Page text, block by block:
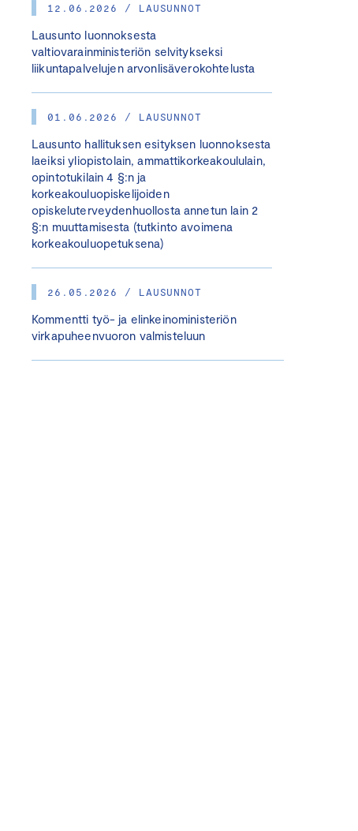
12.06.2026 / LAUSUNNOT
Lausunto luonnoksesta
valtiovarainministeriön selvitykseksi
liikuntapalvelujen arvonlisäverokohtelusta
01.06.2026 / LAUSUNNOT
Lausunto hallituksen esityksen luonnoksesta
laeiksi yliopistolain, ammattikorkeakoululain,
opintotukilain 4 §:n ja
korkeakouluopiskelijoiden
opiskeluterveydenhuollosta annetun lain 2
§:n muuttamisesta (tutkinto avoimena
korkeakouluopetuksena)
26.05.2026 / LAUSUNNOT
Kommentti työ- ja elinkeinoministeriön
virkapuheenvuoron valmisteluun